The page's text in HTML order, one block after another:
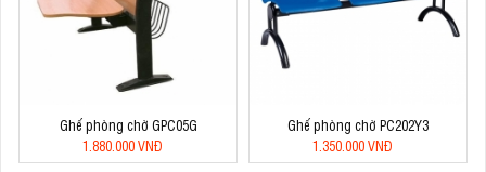
Ghế phòng chờ GPC05G
1.880.000 VNĐ
Ghế phòng chờ PC202Y3
1.350.000 VNĐ